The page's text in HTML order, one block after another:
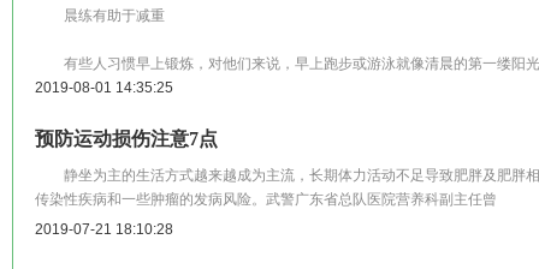
晨练有助于减重
有些人习惯早上锻炼，对他们来说，早上跑步或游泳就像清晨的第一缕阳
2019-08-01 14:35:25
预防运动损伤注意7点
静坐为主的生活方式越来越成为主流，长期体力活动不足导致肥胖及肥胖
传染性疾病和一些肿瘤的发病风险。武警广东省总队医院营养科副主任曾
2019-07-21 18:10:28